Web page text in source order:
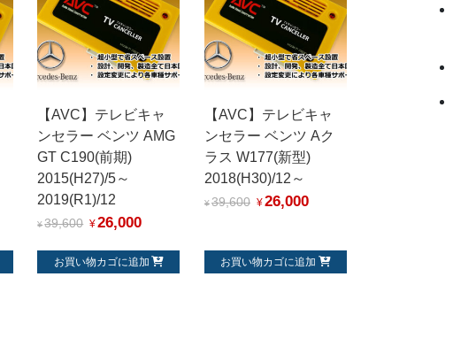
【AVC】テレビキャ
ンセラー ベンツ AMG
GT C190(前期)
2015(H27)/5～
2019(R1)/12
¥39,600 ¥26,000
お買い物カゴに追加
【AVC】テレビキャ
ンセラー ベンツ Aク
ラス W177(新型)
2018(H30)/12～
¥39,600 ¥26,000
お買い物カゴに追加